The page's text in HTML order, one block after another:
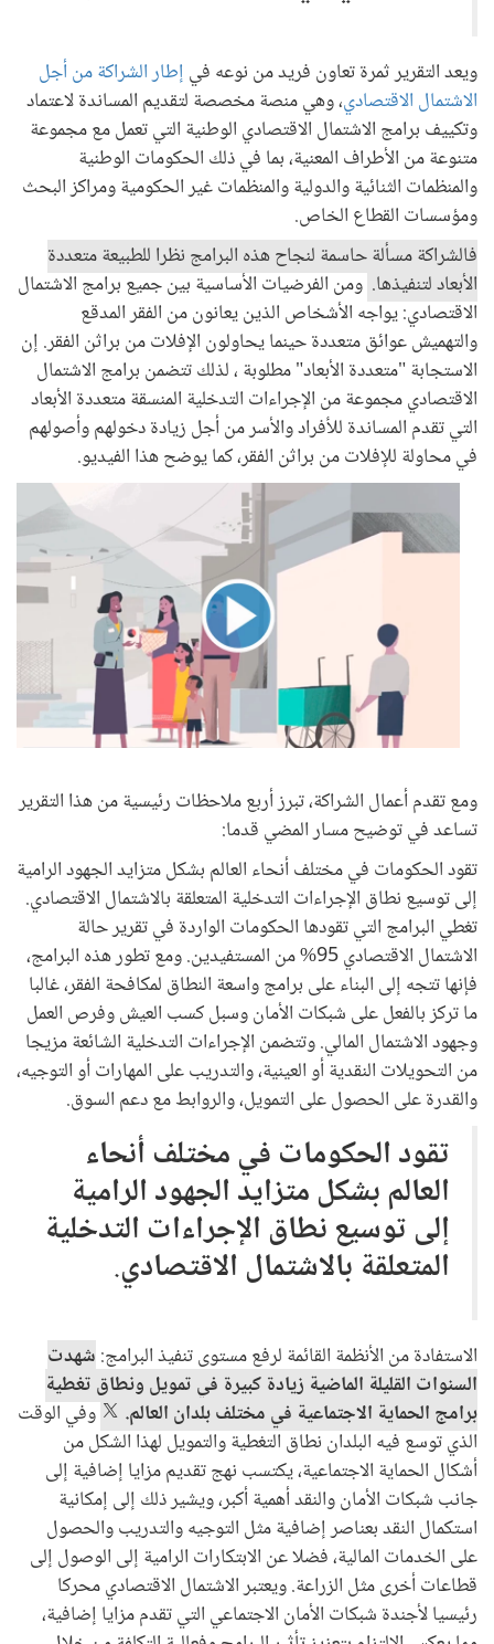
ويعد التقرير ثمرة تعاون فريد من نوعه في إطار الشراكة من أجل
الاشتمال الاقتصادي، وهي منصة مخصصة لتقديم المساندة لاعتماد
وتكييف برامج الاشتمال الاقتصادي الوطنية التي تعمل مع مجموعة
متنوعة من الأطراف المعنية، بما في ذلك الحكومات الوطنية
والمنظمات الثنائية والدولية والمنظمات غير الحكومية ومراكز البحث
ومؤسسات القطاع الخاص.
فالشراكة مسألة حاسمة لنجاح هذه البرامج نظرا للطبيعة متعددة
الأبعاد لتنفيذها. ومن الفرضيات الأساسية بين جميع برامج الاشتمال
الاقتصادي: يواجه الأشخاص الذين يعانون من الفقر المدقع
والتهميش عوائق متعددة حينما يحاولون الإفلات من براثن الفقر. إن
الاستجابة "متعددة الأبعاد" مطلوبة ، لذلك تتضمن برامج الاشتمال
الاقتصادي مجموعة من الإجراءات التدخلية المنسقة متعددة الأبعاد
التي تقدم المساندة للأفراد والأسر من أجل زيادة دخولهم وأصولهم
في محاولة للإفلات من براثن الفقر، كما يوضح هذا الفيديو.
ومع تقدم أعمال الشراكة، تبرز أربع ملاحظات رئيسية من هذا التقرير
تساعد في توضيح مسار المضي قدما:
تقود الحكومات في مختلف أنحاء العالم بشكل متزايد الجهود الرامية
إلى توسيع نطاق الإجراءات التدخلية المتعلقة بالاشتمال الاقتصادي.
تغطي البرامج التي تقودها الحكومات الواردة في تقرير حالة
الاشتمال الاقتصادي 95% من المستفيدين. ومع تطور هذه البرامج،
فإنها تتجه إلى البناء على برامج واسعة النطاق لمكافحة الفقر، غالبا
ما تركز بالفعل على شبكات الأمان وسبل كسب العيش وفرص العمل
وجهود الاشتمال المالي. وتتضمن الإجراءات التدخلية الشائعة مزيجا
من التحويلات النقدية أو العينية، والتدريب على المهارات أو التوجيه،
والقدرة على الحصول على التمويل، والروابط مع دعم السوق.
تقود الحكومات في مختلف أنحاء
العالم بشكل متزايد الجهود الرامية
إلى توسيع نطاق الإجراءات التدخلية
المتعلقة بالاشتمال الاقتصادي.
الاستفادة من الأنظمة القائمة لرفع مستوى تنفيذ البرامج: شهدت
السنوات القليلة الماضية زيادة كبيرة في تمويل ونطاق تغطية
برامج الحماية الاجتماعية في مختلف بلدان العالم.
وفي الوقت
الذي توسع فيه البلدان نطاق التغطية والتمويل لهذا الشكل من
أشكال الحماية الاجتماعية، يكتسب نهج تقديم مزايا إضافية إلى
جانب شبكات الأمان والنقد أهمية أكبر، ويشير ذلك إلى إمكانية
استكمال النقد بعناصر إضافية مثل التوجيه والتدريب والحصول
على الخدمات المالية، فضلا عن الابتكارات الرامية إلى الوصول إلى
قطاعات أخرى مثل الزراعة. ويعتبر الاشتمال الاقتصادي محركا
رئيسيا لأجندة شبكات الأمان الاجتماعي التي تقدم مزايا إضافية،